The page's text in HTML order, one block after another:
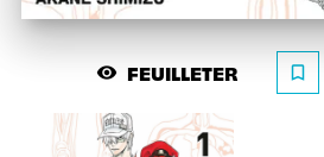
visibility FEUILLETER bookmark_border